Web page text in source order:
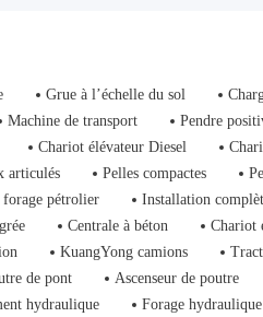
Grue à l’échelle du sol
Machine de transport Pendre
Chariot élévateur Diesel
articulés Pelles compactes
pétrolier
Installation
Centrale à béton Chariot
KuangYong camions
de pont Ascenseur de poutre
hydraulique Forage hydraulique